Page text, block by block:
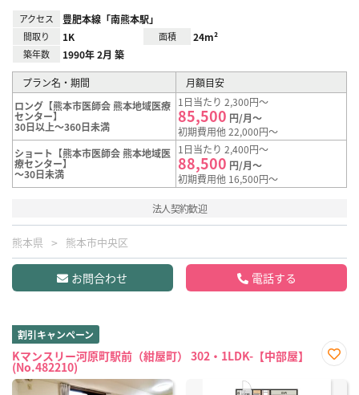
アクセス 豊肥本線「南熊本駅」
間取り 1K 面積 24m²
築年数 1990年 2月 築
プラン名・期間
月額目安
ロング【熊本市医師会 熊本地域医療
センター】
30日以上～360日未満
1日当たり 2,300円～
85,500 円/月～
初期費用他 22,000円～
ショート【熊本市医師会 熊本地域医
療センター】
～30日未満
1日当たり 2,400円～
88,500 円/月～
初期費用他 16,500円～
法人契約歓迎
熊本県 熊本市中央区
お問合わせ 電話する
割引キャンペーン
Kマンスリー河原町駅前（紺屋町） 302・1LDK-【中部屋】
(No.482210)
に入